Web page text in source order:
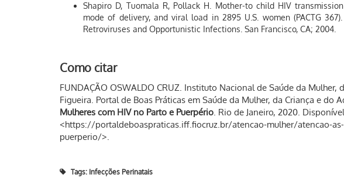
Shapiro D, Tuomala R, Pollack H. Mother-to child HIV
mode of delivery, and viral load in 2895 U.S. women (PACTG
Retroviruses and Opportunistic Infections. San Francisco, CA; 2004.
Como citar
FUNDAÇÃO OSWALDO CRUZ. Instituto Nacional de Saúde da Mulher,
Figueira. Portal de Boas Práticas em Saúde da Mulher, da Criança e do
Mulheres com HIV no Parto e Puerpério. Rio de Janeiro, 2020.
<https://portaldeboaspraticas.iff.fiocruz.br/atencao-mulher/atencao-
puerperio/>.
Tags: Infecções Perinatais